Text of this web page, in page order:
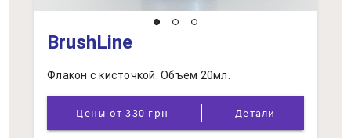
BrushLine
Флакон с кисточкой. Объем 20мл.
Цены от 330 грн Детали